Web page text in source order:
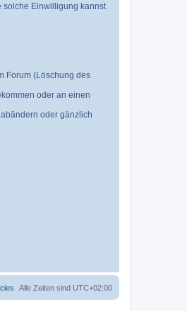
solche Einwilligung kannst
Forum (Löschung des
oder an einen
oder gänzlich
Alle Zeiten sind UTC+02:00